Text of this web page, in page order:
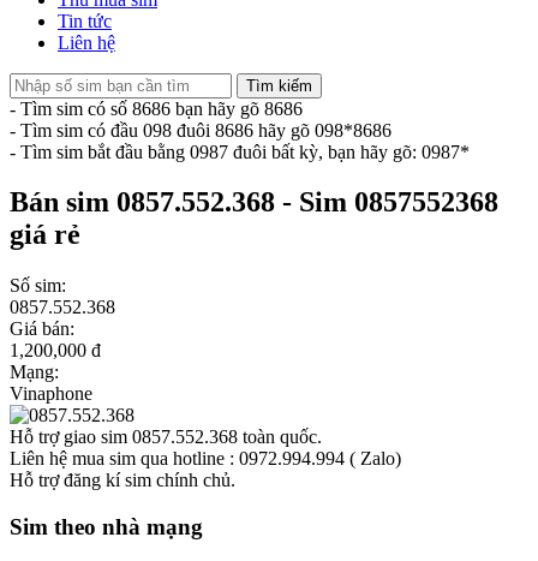
Tin tức
Liên hệ
Tìm kiếm
- Tìm sim có số 8686 bạn hãy gõ 8686
- Tìm sim có đầu 098 đuôi 8686 hãy gõ 098*8686
- Tìm sim bắt đầu bằng 0987 đuôi bất kỳ, bạn hãy gõ: 0987*
Bán sim 0857.552.368 - Sim 0857552368
giá rẻ
Số sim:
0857.552.368
Giá bán:
1,200,000 đ
Mạng:
Vinaphone
Hỗ trợ giao sim 0857.552.368 toàn quốc.
Liên hệ mua sim qua hotline : 0972.994.994 ( Zalo)
Hỗ trợ đăng kí sim chính chủ.
Sim theo nhà mạng